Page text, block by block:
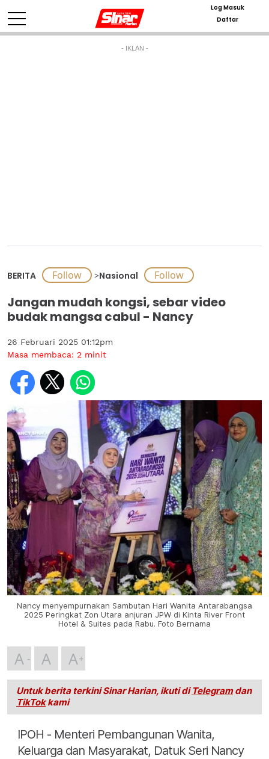
Log Masuk
Daftar
- IKLAN -
BERITA >Nasional
Jangan mudah kongsi, sebar video
budak mangsa cabul - Nancy
26 Februari 2025 01:12pm
Masa membaca: 2 minit
Nancy menyempurnakan Sambutan Hari Wanita Antarabangsa
2025 Peringkat Zon Utara anjuran JPW di Kinta River Front
Hotel & Suites pada Rabu. Foto Bernama
A A A
Untuk berita terkini Sinar Harian, ikuti di Telegramdan
TikTokkami
IPOH - Menteri Pembangunan Wanita,
Keluarga dan Masyarakat, Datuk Seri Nancy